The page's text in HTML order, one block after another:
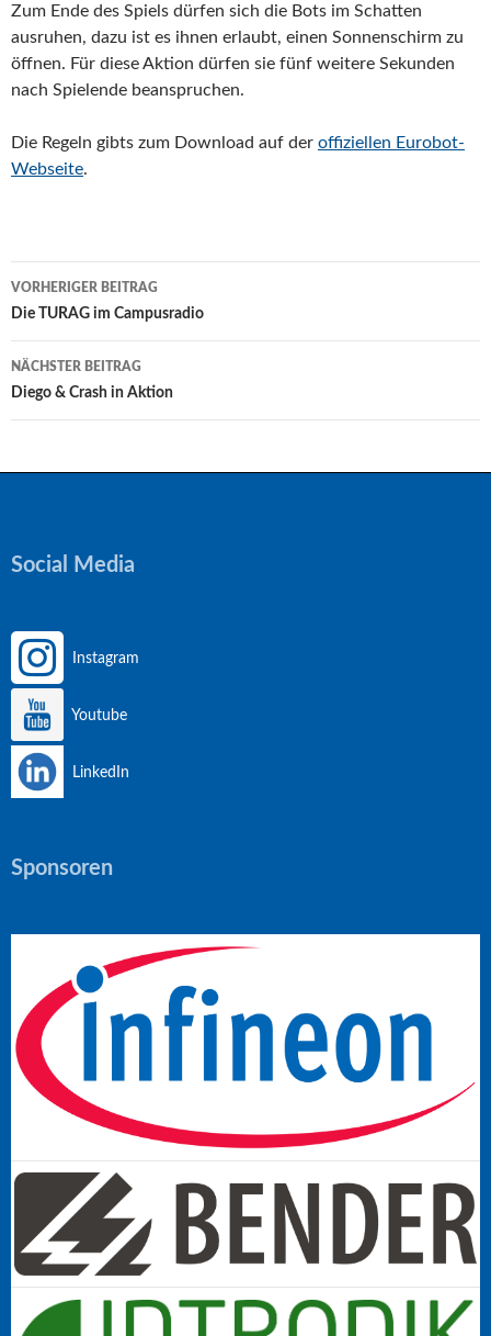
Zum Ende des Spiels dürfen sich die Bots im Schatten
ausruhen, dazu ist es ihnen erlaubt, einen Sonnenschirm zu
öffnen. Für diese Aktion dürfen sie fünf weitere Sekunden
nach Spielende beanspruchen.
Die Regeln gibts zum Download auf der offiziellen Eurobot-
Webseite.
Beitragsnavigation
VORHERIGER BEITRAG
Die TURAG im Campusradio
NÄCHSTER BEITRAG
Diego & Crash in Aktion
Social Media
Instagram
Youtube
LinkedIn
Sponsoren